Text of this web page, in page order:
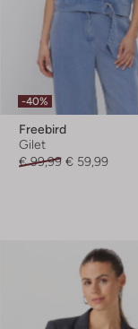
-40%
Freebird
Gilet
€ 99,99 € 59,99